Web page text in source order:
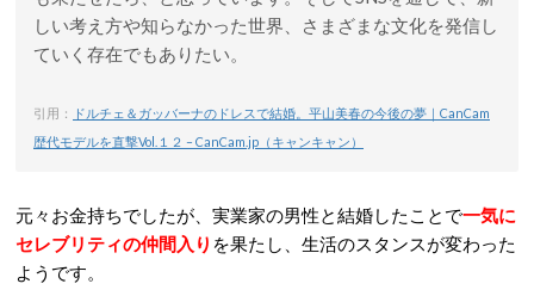
しい考え方や知らなかった世界、さまざまな文化を発信し
ていく存在でもありたい。
引用：
ドルチェ＆ガッバーナのドレスで結婚。平山美春の今後の夢｜CanCam
歴代モデルを直撃Vol.１２ – CanCam.jp（キャンキャン）
元々お金持ちでしたが、実業家の男性と結婚したことで一気に
セレブリティの仲間入り を果たし、生活のスタンスが変わった
ようです。